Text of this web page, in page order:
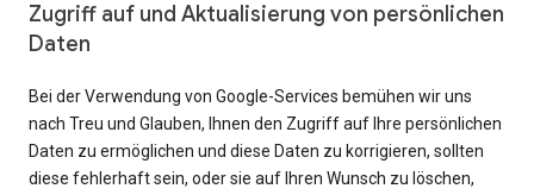
Zugriff auf und Aktualisierung von persönlichen
Daten
Bei der Verwendung von Google-Services bemühen wir uns
nach Treu und Glauben, Ihnen den Zugriff auf Ihre persönlichen
Daten zu ermöglichen und diese Daten zu korrigieren, sollten
diese fehlerhaft sein, oder sie auf Ihren Wunsch zu löschen,